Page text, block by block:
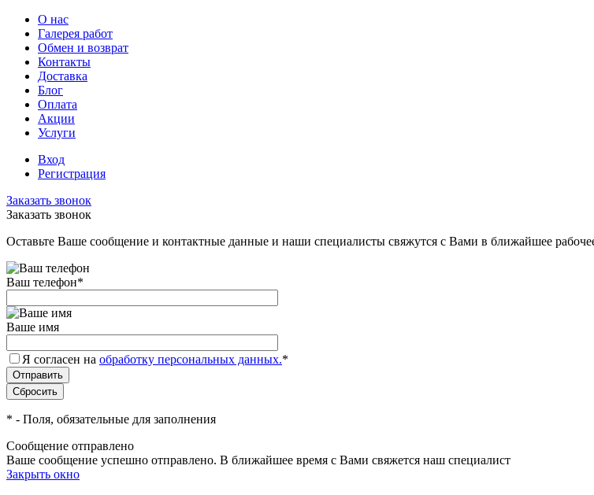
О нас
Галерея работ
Обмен и возврат
Контакты
Доставка
Блог
Оплата
Акции
Услуги
Вход
Регистрация
Заказать звонок
Заказать звонок
Оставьте Ваше сообщение и контактные данные и наши специалисты свяжутся с Вами в ближайшее
Ваш телефон*
Ваше имя
Я согласен на обработку персональных данных.*
* - Поля, обязательные для заполнения
Сообщение отправлено
Ваше сообщение успешно отправлено. В ближайшее время с Вами свяжется наш специалист
Закрыть окно